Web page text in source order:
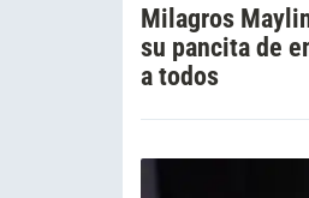
Milagros
su pancita de
a todos